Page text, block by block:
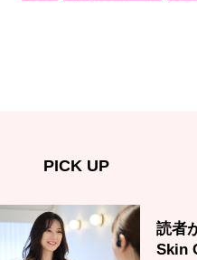
PICK UP
読者
Skin